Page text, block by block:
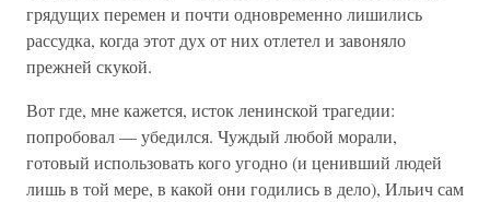
грядущих перемен и почти одновременно лишились
рассудка, когда этот дух от них отлетел и завоняло
прежней скукой.
Вот где, мне кажется, исток ленинской трагедии:
попробовал — убедился. Чуждый любой морали,
готовый использовать кого угодно (и ценивший людей
лишь в той мере, в какой они годились в дело), Ильич сам